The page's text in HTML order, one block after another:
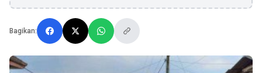
Bagikan: